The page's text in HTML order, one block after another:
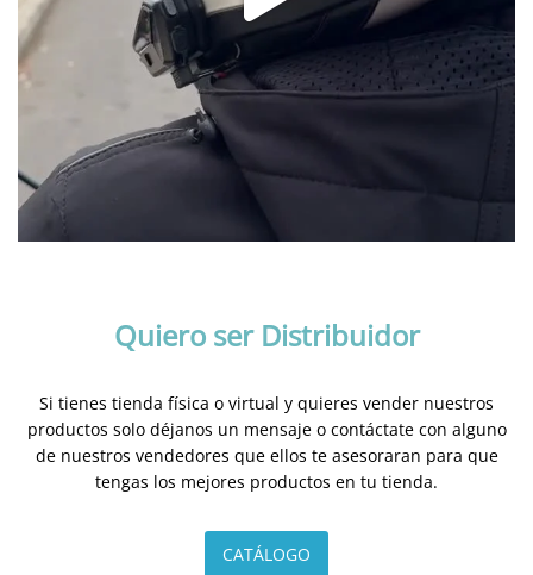
Quiero ser Distribuidor
Si tienes tienda física o virtual y quieres vender nuestros
productos solo déjanos un mensaje o contáctate con alguno
de nuestros vendedores que ellos te asesoraran para que
tengas los mejores productos en tu tienda.
CATÁLOGO